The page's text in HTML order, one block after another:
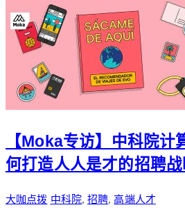
【Moka专访】中科院计
何打造人人是才的招聘
大咖点拨 中科院,招聘,高端人才